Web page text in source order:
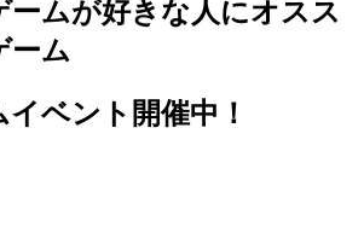
ームが好きな人にオスス
ーム
ベント開催中！